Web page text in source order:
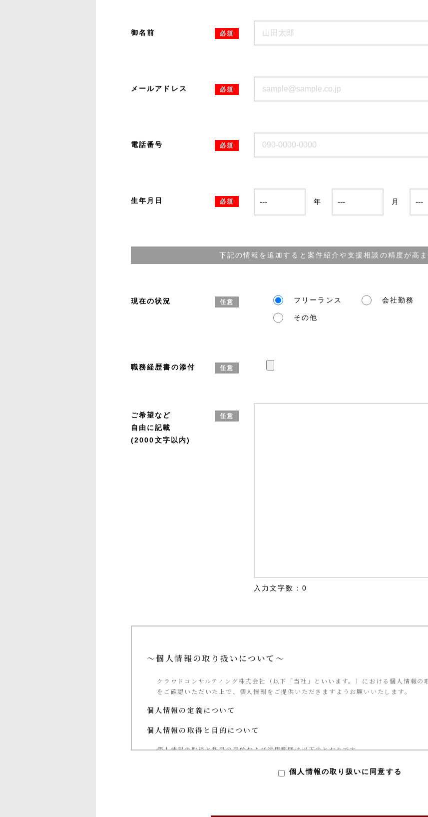
御名前 必須
メールアドレス 必須
電話番号 必須
生年月日 必須 年 月
下記の情報を追加すると案件紹介や支援相談の精度が高
現在の状況 任意 フリーランス 会社勤務
その他
職務経歴書の添付 任意
ご希望など
自由に記載
(2000文字以内)
任意
入力文字数： 0
～個人情報の取り扱いについて～
クラウドコンサルティング株式会社（以下「当社」といいます。）における個人情報の
をご確認いただいた上で、個人情報をご提供いただきますようお願いいたします。
個人情報の定義について
個人情報の取得と目的について
個人情報の取得と利用の目的および活用範囲は以下のとおりです。
②お問い合わせに対する当社からの回答 個人情報の取り扱いに同意する